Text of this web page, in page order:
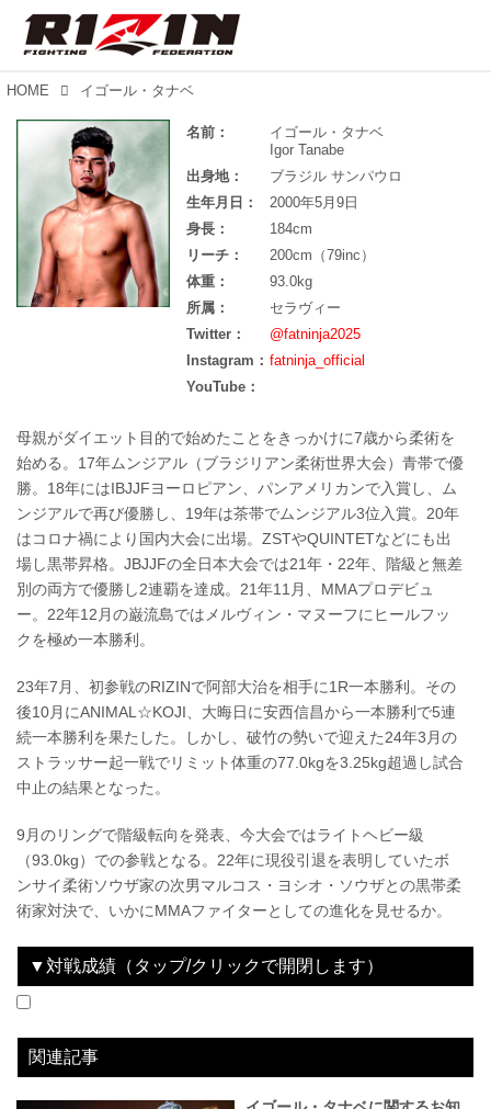
HOME イゴール・タナベ
名前：
イゴール・タナベ
Igor Tanabe
出身地：
ブラジル サンパウロ
生年月日：
2000年5月9日
身長：
184cm
リーチ：
200cm（79inc）
体重：
93.0kg
所属：
セラヴィー
Twitter：
@fatninja2025
Instagram： fatninja_official
YouTube：
母親がダイエット目的で始めたことをきっかけに7歳から柔術を
始める。17年ムンジアル（ブラジリアン柔術世界大会）青帯で優
勝。18年にはIBJJFヨーロピアン、パンアメリカンで入賞し、ム
ンジアルで再び優勝し、19年は茶帯でムンジアル3位入賞。20年
はコロナ禍により国内大会に出場。ZSTやQUINTETなどにも出
場し黒帯昇格。JBJJFの全日本大会では21年・22年、階級と無差
別の両方で優勝し2連覇を達成。21年11月、MMAプロデビュ
ー。22年12月の巌流島ではメルヴィン・マヌーフにヒールフッ
クを極め一本勝利。
23年7月、初参戦のRIZINで阿部大治を相手に1R一本勝利。その
後10月にANIMAL☆KOJI、大晦日に安西信昌から一本勝利で5連
続一本勝利を果たした。しかし、破竹の勢いで迎えた24年3月の
ストラッサー起一戦でリミット体重の77.0kgを3.25kg超過し試合
中止の結果となった。
9月のリングで階級転向を発表、今大会ではライトヘビー級
（93.0kg）での参戦となる。22年に現役引退を表明していたボ
ンサイ柔術ソウザ家の次男マルコス・ヨシオ・ソウザとの黒帯柔
術家対決で、いかにMMAファイターとしての進化を見せるか。
▼対戦成績（タップ/クリックで開閉します）
関連記事